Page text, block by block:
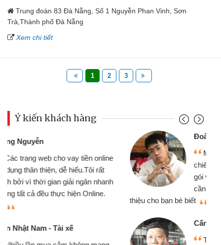
Trung đoàn 83 Đà Nẵng, Số 1 Nguyễn Phan Vinh, Sơn
Trà,Thành phố Đà Nẵng
Xem chi tiết
1 2 3
Ý kiến khách hàng
Mình cần tiền gấp nên định cầm cố
chiếc xe wave nhưng thật may đã có
gói vay tiền bằng CMND online không
cần gặp mặt nên rất tiện lợi, sẽ giới
thiệu cho bạn bè biết
Cấn Văn Lực - Tạp hóa
Tôi kinh doanh buôn bán nhỏ lẻ